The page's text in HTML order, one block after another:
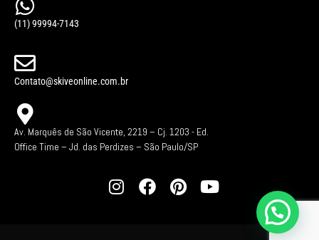
(11) 99994-7143
Contato@skiveonline.com.br
Av. Marquês de São Vicente, 2219 – Cj. 1203 - Ed.
Office Time – Jd. das Perdizes – São Paulo/SP